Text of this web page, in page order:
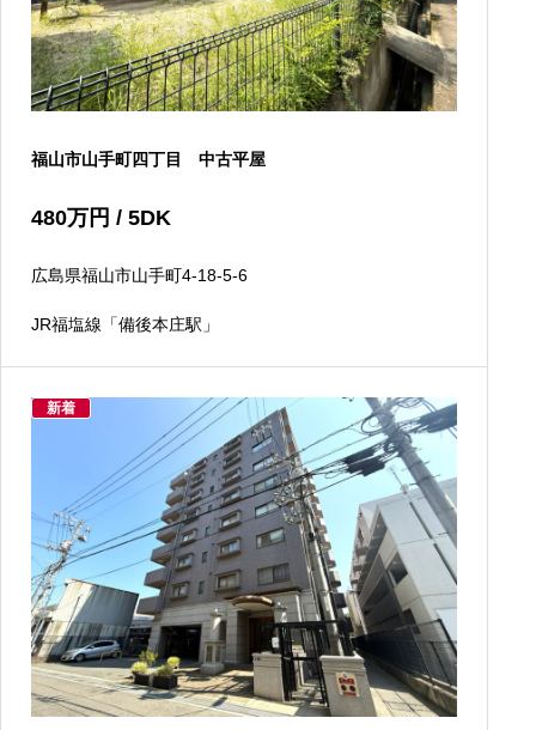
福山市山手町四丁目 中古平屋
480万円 / 5DK
広島県福山市山手町4-18-5-6
JR福塩線「備後本庄駅」
新着